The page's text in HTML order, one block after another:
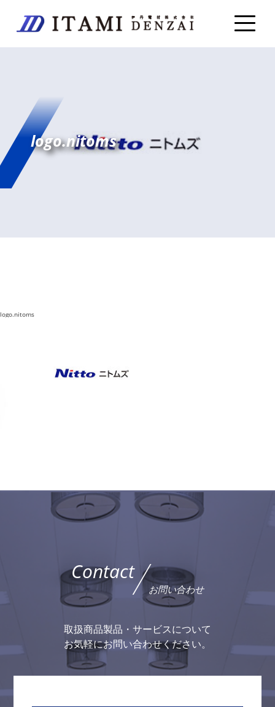
logo.nitoms
logo.nitoms
Contact
お問い合わせ
取扱商品製品・サービスについて
お気軽にお問い合わせください。